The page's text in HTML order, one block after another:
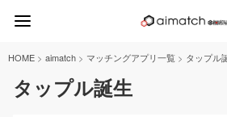
HOME > aimatch > マッチングアプリ一覧 > タップル
タップル誕生